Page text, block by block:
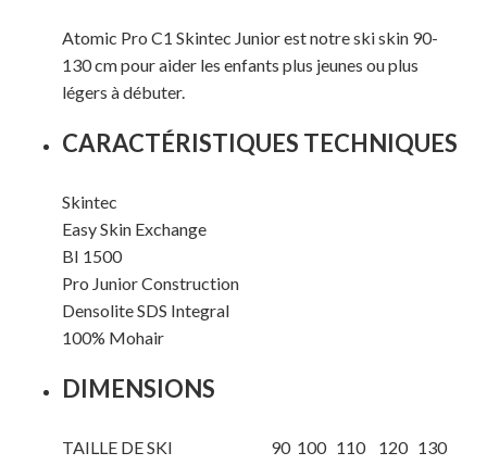
Votre panier est vide.
MAGASINER EN LIGNE
Atomic Pro C1 Skintec Junior est notre ski skin 90-
130 cm pour aider les enfants plus jeunes ou plus
légers à débuter.
CARACTÉRISTIQUES TECHNIQUES
Skintec
Easy Skin Exchange
BI 1500
Pro Junior Construction
Densolite SDS Integral
100% Mohair
DIMENSIONS
TAILLE DE SKI 90 100 110 120 130